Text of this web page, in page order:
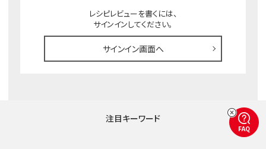
レシピレビューを書くには、
サインインしてください。
サインイン画面へ
注目キーワード
FAQ